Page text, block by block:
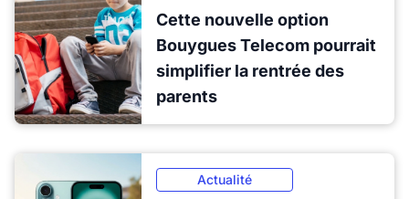
Cette nouvelle option
Bouygues Telecom pourrait
simplifier la rentrée des
parents
Actualité